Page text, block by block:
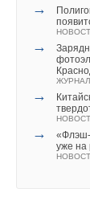
→
→
→
→
уже на